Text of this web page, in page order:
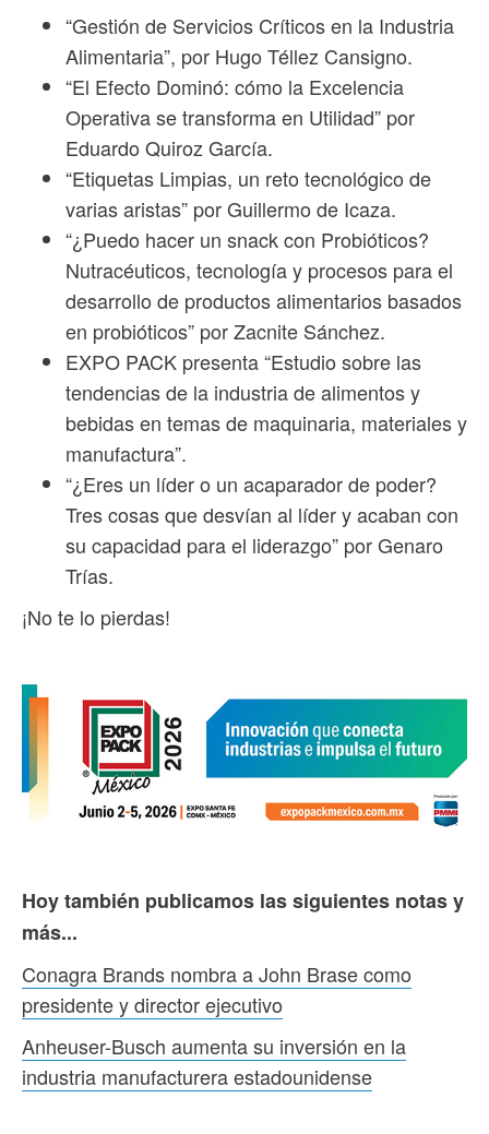
“Gestión de Servicios Críticos en la Industria
Alimentaria”, por Hugo Téllez Cansigno.
“El Efecto Dominó: cómo la Excelencia
Operativa se transforma en Utilidad” por
Eduardo Quiroz García.
“Etiquetas Limpias, un reto tecnológico de
varias aristas” por Guillermo de Icaza.
“¿Puedo hacer un snack con Probióticos?
Nutracéuticos, tecnología y procesos para el
desarrollo de productos alimentarios basados
en probióticos” por Zacnite Sánchez.
EXPO PACK presenta “Estudio sobre las
tendencias de la industria de alimentos y
bebidas en temas de maquinaria, materiales y
manufactura”.
“¿Eres un líder o un acaparador de poder?
Tres cosas que desvían al líder y acaban con
su capacidad para el liderazgo” por Genaro
Trías.
¡No te lo pierdas!
Hoy también publicamos las siguientes notas y
más...
Conagra Brands nombra a John Brase como
presidente y director ejecutivo
Anheuser-Busch aumenta su inversión en la
industria manufacturera estadounidense